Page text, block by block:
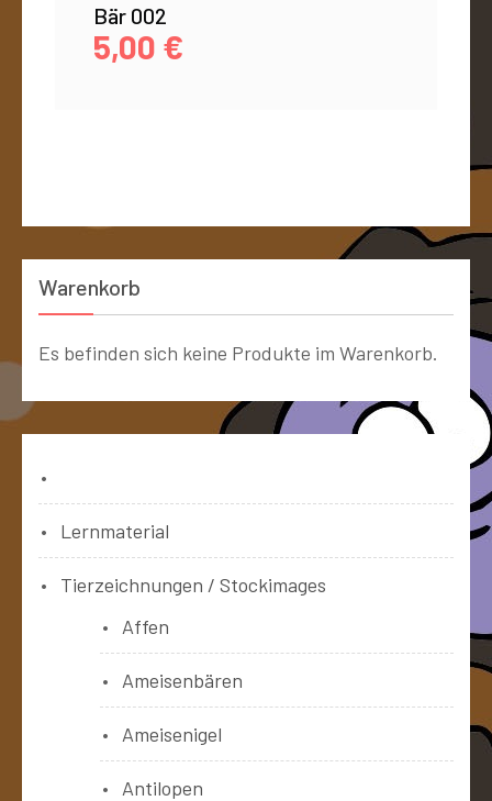
Bär 002
5,00 €
Warenkorb
Es befinden sich keine Produkte im Warenkorb.
Lernmaterial
Tierzeichnungen / Stockimages
Affen
Ameisenbären
Ameisenigel
Antilopen